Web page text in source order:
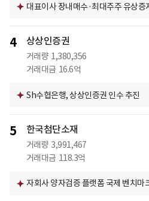
대표이사 장내매수·최대주주 유상증
4 상상인증권
거래량 1,380,356
거래대금 16.6억
Sh수협은행, 상상인증권 인수 추진
5 한국첨단소재
거래량 3,991,467
거래대금 118.3억
자회사 양자검증 플랫폼 국제 벤치마